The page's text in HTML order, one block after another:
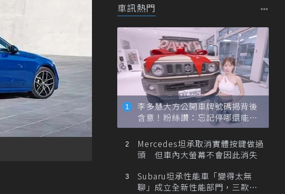
車訊熱門
李多慧大方公開車牌號碼揭背後
含意！粉絲讚：忘記停哪還能幫
忙找車
Mercedes坦承取消實體按鍵做過
頭 但車內大螢幕不會因此消失
Subaru坦承性能車「變得太無
聊」成立全新性能部門，三款手